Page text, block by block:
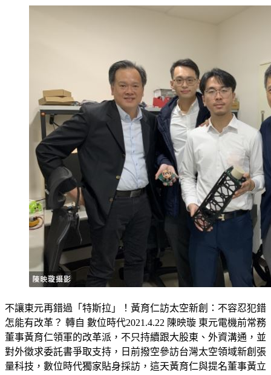
不讓東元再錯過「特斯拉」！黃育仁訪太空新創：不容忍犯錯
怎能有改革？ 轉自 數位時代2021.4.22 陳映璇 東元電機前常務
董事黃育仁領軍的改革派，不只持續跟大股東、外資溝通，並
對外徵求委託書爭取支持，日前撥空參訪台灣太空領域新創張
量科技，數位時代獨家貼身採訪，這天黃育仁與提名董事黃立